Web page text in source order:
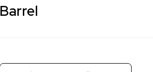
Barrel